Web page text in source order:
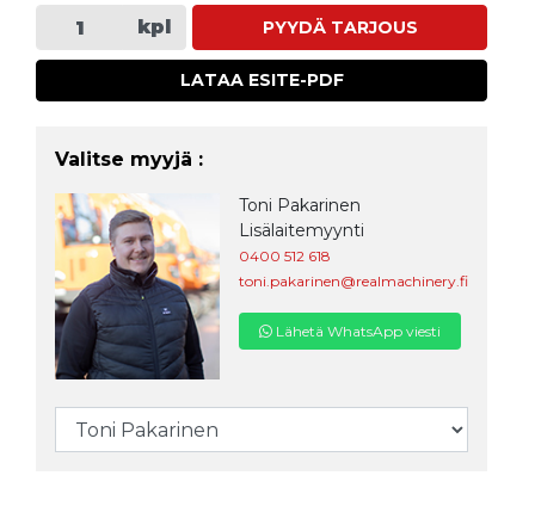
kpl PYYDÄ TARJOUS
LATAA ESITE-PDF
Valitse myyjä :
Toni Pakarinen
Lisälaitemyynti
0400 512 618
toni.pakarinen@realmachinery.fi
Lähetä WhatsApp viesti